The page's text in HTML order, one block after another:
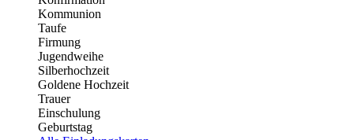
Kommunion
Taufe
Firmung
Jugendweihe
Silberhochzeit
Goldene Hochzeit
Trauer
Einschulung
Geburtstag